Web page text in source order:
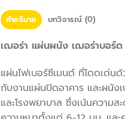
คำอธิบาย บทวิจารณ์ (0)
เฌอร่า แผ่นผนัง เฌอร่าบอร์
แผ่นไฟเบอร์ซีเมนต์ ที่โดดเด่น
กับงานแผ่นปิดอาคาร และผนัง
และโรงพยาบาล ซึ่งเน้นความ